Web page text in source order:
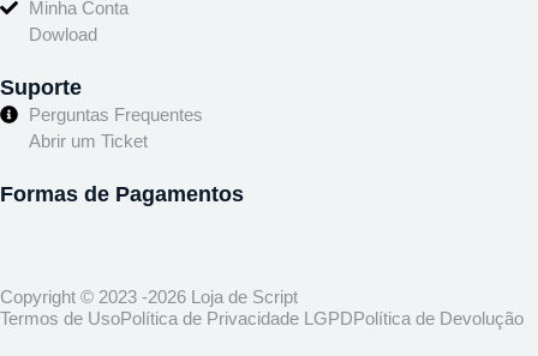
Minha Conta
Dowload
Suporte
Perguntas Frequentes
Abrir um Ticket
Formas de Pagamentos
Copyright © 2023 -2026 Loja de Script
Termos de UsoPolítica de Privacidade LGPDPolítica de Devolução